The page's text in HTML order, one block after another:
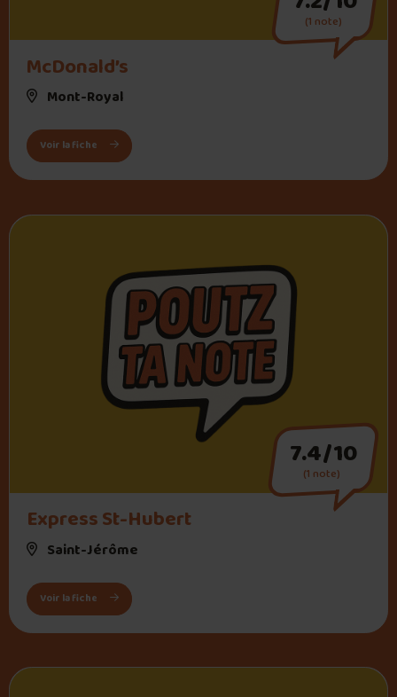
McDonald’s
Mont-Royal
(1 note)
Voir la fiche : McDonald’s
Express St-Hubert
Saint-Jérôme
7.4/10
(1 note)
Voir la fiche : Express St-Hubert